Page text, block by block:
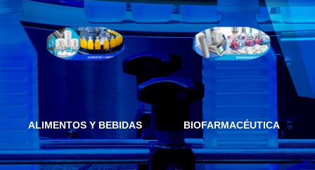
ALIMENTOS Y BEBIDAS BIOFARMACÉUTICA